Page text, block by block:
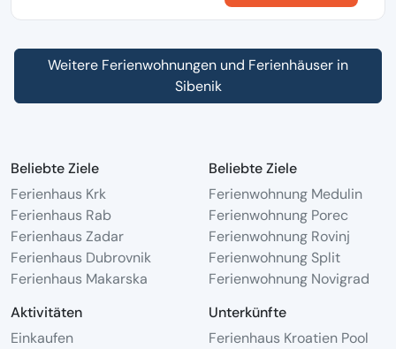
Weitere Ferienwohnungen und Ferienhäuser in
Sibenik
Beliebte Ziele
Ferienhaus Krk
Ferienhaus Rab
Ferienhaus Zadar
Ferienhaus Dubrovnik
Ferienhaus Makarska
Beliebte Ziele
Ferienwohnung Medulin
Ferienwohnung Porec
Ferienwohnung Rovinj
Ferienwohnung Split
Ferienwohnung Novigrad
Aktivitäten
Einkaufen
Unterkünfte
Ferienhaus Kroatien Pool